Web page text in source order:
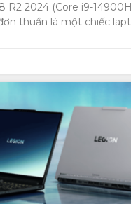
R2 2024 (Core i9-
thuần là một chiếc